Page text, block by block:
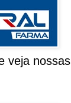
veja nossas